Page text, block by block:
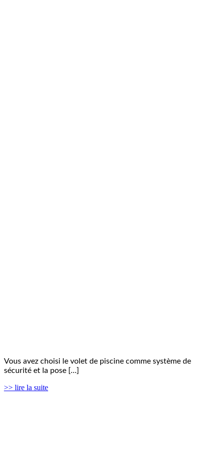
Vous avez choisi le volet de piscine comme système de
sécurité et la pose […]
>> lire la suite